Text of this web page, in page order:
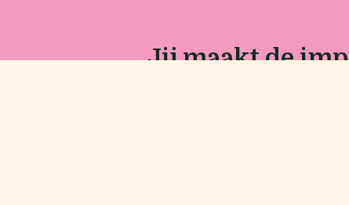
Jij maakt de